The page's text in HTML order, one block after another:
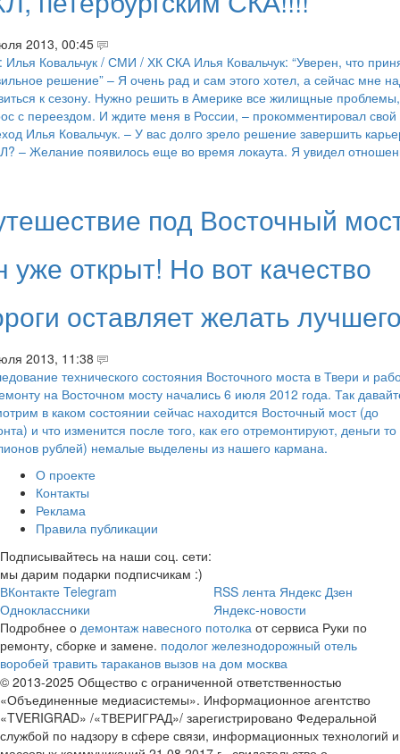
2013, 00:45
Илья Ковальчук / СМИ / ХК СКА Илья Ковальчук: “Уверен, что
решение” – Я очень рад и сам этого хотел, а сейчас мне
к сезону. Нужно решить в Америке все жилищные проблемы,
с переездом. И ждите меня в России, – прокомментировал свой
Илья Ковальчук. – У вас долго зрело решение завершить
– Желание появилось еще во время локаута. Я увидел
под Восточный
уже открыт! Но вот качество
оставляет желать
2013, 11:38
технического состояния Восточного моста в Твери и
на Восточном мосту начались 6 июля 2012 года. Так
в каком состоянии сейчас находится Восточный мост (до
и что изменится после того, как его отремонтируют, деньги
рублей) немалые выделены из нашего кармана.
О проекте
Контакты
Реклама
Правила публикации
Подписывайтесь на наши соц. сети:
мы дарим подарки подписчикам :)
ВКонтакте Telegram
Одноклассники
RSS лента Яндекс Дзен
Яндекс-новости
Подробнее о демонтаж навесного потолка от сервиса Руки по
ремонту, сборке и замене. подолог железнодорожный отель
воробей травить тараканов вызов на дом москва
© 2013-2025 Общество с ограниченной ответственностью
«Объединенные медиасистемы». Информационное агентство
«TVERIGRAD» /«ТВЕРИГРАД»/ зарегистрировано Федеральной
службой по надзору в сфере связи, информационных технологий и